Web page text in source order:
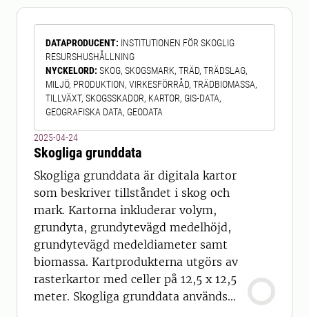
kartorna. Det är viktigt att tänka på
att data ofta behöver kompletteras
och bearbetas av användaren. För
respektive datamängd finns en enkel
DATAPRODUCENT: INSTITUTIONEN FÖR SKOGLIG
RESURSHUSHÅLLNING
NYCKELORD: SKOG, SKOGSMARK, TRÄD, TRÄDSLAG,
MILJÖ, PRODUKTION, VIRKESFÖRRÅD, TRÄDBIOMASSA,
TILLVÄXT, SKOGSSKADOR, KARTOR, GIS-DATA,
GEOGRAFISKA DATA, GEODATA
2025-04-24
Skogliga grunddata
Skogliga grunddata är digitala kartor
som beskriver tillståndet i skog och
mark. Kartorna inkluderar volym,
grundyta, grundytevägd medelhöjd,
grundytevägd medeldiameter samt
biomassa. Kartprodukterna utgörs av
rasterkartor med celler på 12,5 x 12,5
meter. Skogliga grunddata används